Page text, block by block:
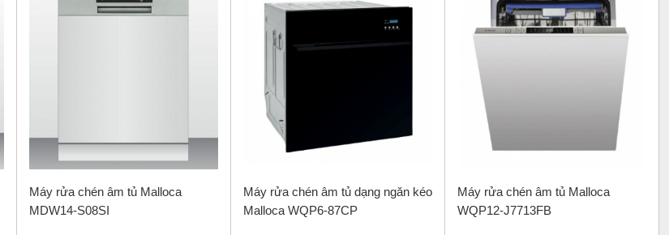
Máy rửa chén âm tủ Malloca
MDW14-S08SI
Máy rửa chén âm tủ dạng ngăn kéo
Malloca WQP6-87CP
Máy rửa chén âm tủ Malloca
WQP12-J7713FB